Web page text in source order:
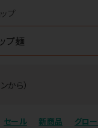
プ
から）
セール 新商品 グロ